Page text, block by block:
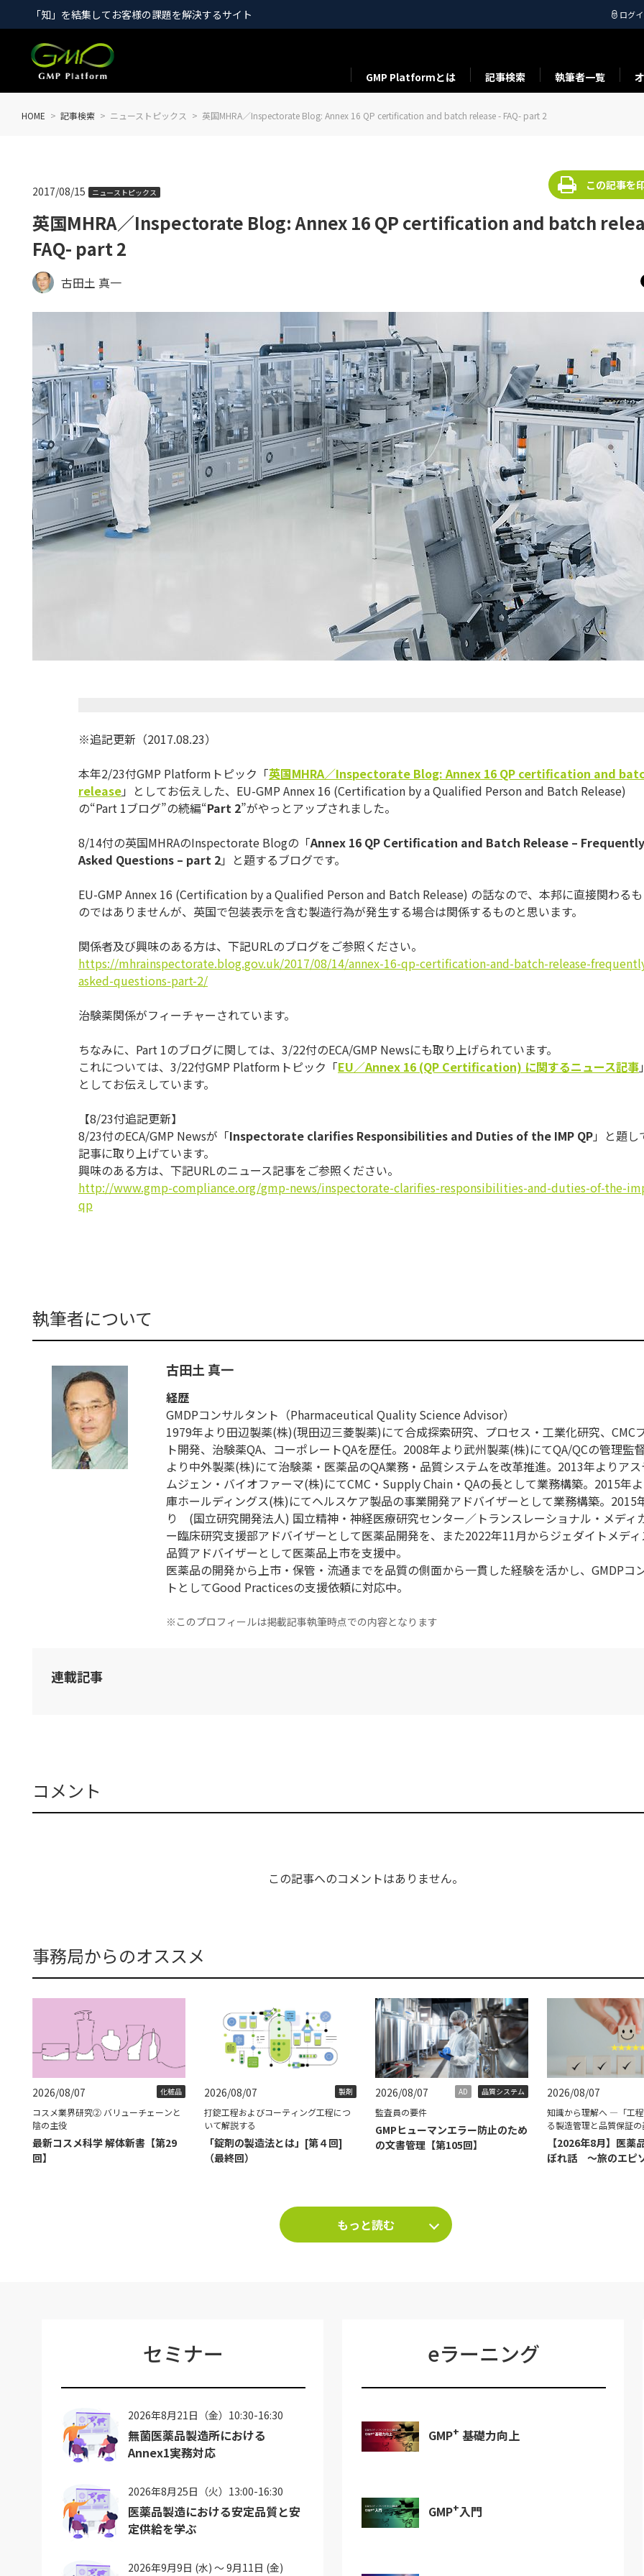
「知」を結集してお客様の課題を解決するサイト ログ
GMP Platformとは 記事検索 執筆者一覧
HOME 記事検索 ニューストピックス 英国MHRA／Inspectorate Blog: Annex 16 QP certification and batch release - FAQ- part 2
英国MHRA／Inspectorate Blog: Annex 16 QP certification and batch
FAQ- part 2
2017/08/15 ニューストピックス
この記事を
古田土 真一
※追記更新（2017.08.23）
本年2/23付GMP Platformトピック「英国MHRA／Inspectorate Blog: Annex 16 QP certification and
release」としてお伝えした、EU-GMP Annex 16 (Certification by a Qualified Person and Batch Release)
の“Part 1ブログ”の続編“Part 2”がやっとアップされました。
8/14付の英国MHRAのInspectorate Blogの「Annex 16 QP Certification and Batch Release – Frequently
Asked Questions – part 2」と題するブログです。
EU-GMP Annex 16 (Certification by a Qualified Person and Batch Release) の話なので、本邦に直接関わるも
のではありませんが、 英国で包装表示を含む製造行為が発生する場合は関係するものと思います。
関係者及び興味のある方は、下記URLのブログをご参照ください。
https://mhrainspectorate.blog.gov.uk/2017/08/14/annex-16-qp-certification-and-batch-release-
asked-questions-part-2/
治験薬関係がフィーチャーされています。
ちなみに、Part 1のブログに関しては、3/22付のECA/GMP Newsにも取り上げられています。
これについては、3/22付GMP Platformトピック「EU／Annex 16 (QP Certification) に関するニュース記事」
としてお伝えしています。
【8/23付追記更新】
8/23付のECA/GMP Newsが「Inspectorate clarifies Responsibilities and Duties of the IMP QP」と題し
記事に取り上げています。
興味のある方は、下記URLのニュース記事をご参照ください。
http://www.gmp-compliance.org/gmp-news/inspectorate-clarifies-responsibilities-and-duties-of-the-
qp
執筆者について
古田土 真一
経歴
GMDPコンサルタント（Pharmaceutical Quality Science Advisor）
1979年より田辺製薬(株)(現田辺三菱製薬)にて合成探索研究、プロセス・工業化研究、CMC
ト開発、治験薬QA、コーポレートQAを歴任。2008年より武州製薬(株)にてQA/QCの管理監
より中外製薬(株)にて治験薬・医薬品のQA業務・品質システムを改革推進。2013年よりア
ムジェン・バイオファーマ(株)にてCMC・Supply Chain・QAの長として業務構築。2015年
庫ホールディングス(株)にてヘルスケア製品の事業開発アドバイザーとして業務構築。2015
り (国立研究開発法人) 国立精神・神経医療研究センター／トランスレーショナル・メディ
ー臨床研究支援部アドバイザーとして医薬品開発を、また2022年11月からジェダイトメデ
品質アドバイザーとして医薬品上市を支援中。
医薬品の開発から上市・保管・流通までを品質の側面から一貫した経験を活かし、GMDPコ
トとしてGood Practicesの支援依頼に対応中。
※このプロフィールは掲載記事執筆時点での内容となります
連載記事
コメント
この記事へのコメントはありません。
事務局からのオススメ
2026/08/07 化粧品
コスメ業界研究② バリューチェーンと
陰の主役
最新コスメ科学 解体新書【第29
回】
2026/08/07 製剤
打錠工程およびコーティング工程につ
いて解説する
「錠剤の製造法とは」[第４回]
（最終回）
2026/08/07 AD 品質システム
監査員の要件
GMPヒューマンエラー防止のため
の文書管理【第105回】
2026/08/07
知識から理解へ ―「工
る製造管理と品質保証
【2026年8月】医薬
ぼれ話 ～旅のエピ
もっと読む
セミナー
2026年8月21日（金）10:30-16:30
無菌医薬品製造所における
Annex1実務対応
2026年8月25日（火）13:00-16:30
医薬品製造における安定品質と安
定供給を学ぶ
2026年9月9日 (水) ～ 9月11日 (金)
eラーニング
GMP+ 基礎力向上
GMP+入門